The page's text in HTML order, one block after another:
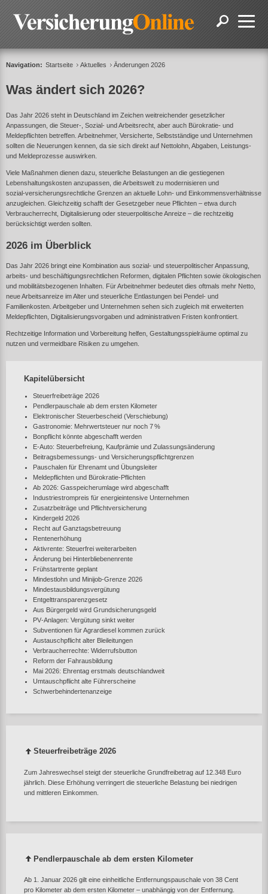
Navigation: Startseite Aktuelles Änderungen 2026
Was ändert sich 2026?
Das Jahr 2026 steht in Deutschland im Zeichen weitreichender gesetzlicher
Anpassungen, die Steuer‑, Sozial‑ und Arbeitsrecht, aber auch Bürokratie‑ und
Meldepflichten betreffen. Arbeitnehmer, Versicherte, Selbstständige und Unternehmen
sollten die Neuerungen kennen, da sie sich direkt auf Nettolohn, Abgaben, Leistungs‑
und Meldeprozesse auswirken.
Viele Maßnahmen dienen dazu, steuerliche Belastungen an die gestiegenen
Lebenshaltungskosten anzupassen, die Arbeitswelt zu modernisieren und
sozial‑versicherungsrechtliche Grenzen an aktuelle Lohn‑ und Einkommensverhältnisse
anzugleichen. Gleichzeitig schafft der Gesetzgeber neue Pflichten – etwa durch
Verbraucherrecht, Digitalisierung oder steuerpolitische Anreize – die rechtzeitig
berücksichtigt werden sollten.
2026 im Überblick
Das Jahr 2026 bringt eine Kombination aus sozial‑ und steuerpolitischer Anpassung,
arbeits‑ und beschäftigungsrechtlichen Reformen, digitalen Pflichten sowie ökologischen
und mobilitätsbezogenen Inhalten. Für Arbeitnehmer bedeutet dies oftmals mehr Netto,
neue Arbeitsanreize im Alter und steuerliche Entlastungen bei Pendel‑ und
Familienkosten. Arbeitgeber und Unternehmen sehen sich zugleich mit erweiterten
Meldepflichten, Digitalisierungsvorgaben und administrativen Fristen konfrontiert.
Rechtzeitige Information und Vorbereitung helfen, Gestaltungsspielräume optimal zu
nutzen und vermeidbare Risiken zu umgehen.
Kapitelübersicht
Steuerfreibeträge 2026
Pendlerpauschale ab dem ersten Kilometer
Elektronischer Steuerbescheid (Verschiebung)
Gastronomie: Mehrwertsteuer nur noch 7 %
Bonpflicht könnte abgeschafft werden
E‑Auto: Steuerbefreiung, Kaufprämie und Zulassungsänderung
Beitragsbemessungs‑ und Versicherungspflichtgrenzen
Pauschalen für Ehrenamt und Übungsleiter
Meldepflichten und Bürokratie‑Pflichten
Ab 2026: Gasspeicherumlage wird abgeschafft
Industriestrompreis für energieintensive Unternehmen
Zusatzbeiträge und Pflichtversicherung
Kindergeld 2026
Recht auf Ganztagsbetreuung
Rentenerhöhung
Aktivrente: Steuerfrei weiterarbeiten
Änderung bei Hinterbliebenenrente
Frühstartrente geplant
Mindestlohn und Minijob‑Grenze 2026
Mindestausbildungsvergütung
Entgelttransparenzgesetz
Aus Bürgergeld wird Grundsicherungsgeld
PV‑Anlagen: Vergütung sinkt weiter
Subventionen für Agrardiesel kommen zurück
Austauschpflicht alter Bleileitungen
Verbraucherrechte: Widerrufsbutton
Reform der Fahrausbildung
Mai 2026: Ehrentag erstmals deutschlandweit
Umtauschpflicht alte Führerscheine
Schwerbehindertenanzeige
Steuerfreibeträge 2026
Zum Jahreswechsel steigt der steuerliche Grundfreibetrag auf 12.348 Euro
jährlich. Diese Erhöhung verringert die steuerliche Belastung bei niedrigen
und mittleren Einkommen.
Pendlerpauschale ab dem ersten Kilometer
Ab 1. Januar 2026 gilt eine einheitliche Entfernungspauschale von 38 Cent
pro Kilometer ab dem ersten Kilometer – unabhängig von der Entfernung.